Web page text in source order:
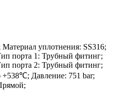
уплотнения: SS316;
порта 1: Трубный фитинг;
порта 2: Трубный фитинг;
Давление: 751 bar;